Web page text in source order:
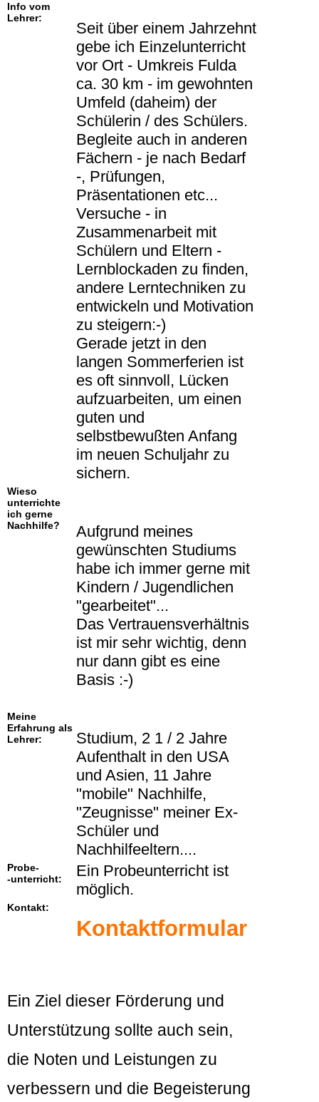
Info vom
Lehrer:
Seit über einem Jahrzehnt
gebe ich Einzelunterricht
vor Ort - Umkreis Fulda
ca. 30 km - im gewohnten
Umfeld (daheim) der
Schülerin / des Schülers.
Begleite auch in anderen
Fächern - je nach Bedarf
-, Prüfungen,
Präsentationen etc...
Versuche - in
Zusammenarbeit mit
Schülern und Eltern -
Lernblockaden zu finden,
andere Lerntechniken zu
entwickeln und Motivation
zu steigern:-)
Gerade jetzt in den
langen Sommerferien ist
es oft sinnvoll, Lücken
aufzuarbeiten, um einen
guten und
selbstbewußten Anfang
im neuen Schuljahr zu
sichern.
Wieso
unterrichte
ich gerne
Nachhilfe?
Aufgrund meines
gewünschten Studiums
habe ich immer gerne mit
Kindern / Jugendlichen
"gearbeitet"...
Das Vertrauensverhältnis
ist mir sehr wichtig, denn
nur dann gibt es eine
Basis :-)
Meine
Erfahrung als
Lehrer:
Studium, 2 1 / 2 Jahre
Aufenthalt in den USA
und Asien, 11 Jahre
"mobile" Nachhilfe,
"Zeugnisse" meiner Ex-
Schüler und
Nachhilfeeltern....
Probe-
-unterricht:
Ein Probeunterricht ist
möglich.
Kontakt:
Kontaktformular
Ein Ziel dieser Förderung und
Unterstützung sollte auch sein,
die Noten und Leistungen zu
verbessern und die Begeisterung